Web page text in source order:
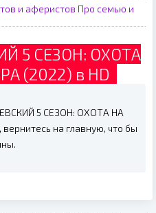
и аферистов Про семью и
5 СЕЗОН: ОХОТА
(2022) в HD
5 СЕЗОН: ОХОТА НА
на главную, что бы